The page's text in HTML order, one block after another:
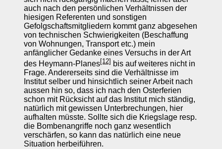
auch nach den persönlichen Verhältnissen der
hiesigen Referenten und sonstigen
Gefolgschaftsmitgliedern kommt ganz abgesehen
von technischen Schwierigkeiten (Beschaffung
von Wohnungen, Transport etc.) mein
anfänglicher Gedanke eines Versuchs in der Art
des Heymann-Planes[12] bis auf weiteres nicht in
Frage. Andererseits sind die Verhältnisse im
Institut selber und hinsichtlich seiner Arbeit nach
aussen hin so, dass ich nach den Osterferien
schon mit Rücksicht auf das Institut mich ständig,
natürlich mit gewissen Unterbrechungen, hier
aufhalten müsste. Sollte sich die Kriegslage resp.
die Bombenangriffe noch ganz wesentlich
verschärfen, so kann das natürlich eine neue
Situation herbeiführen.